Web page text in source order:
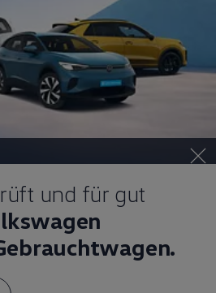
und für gut